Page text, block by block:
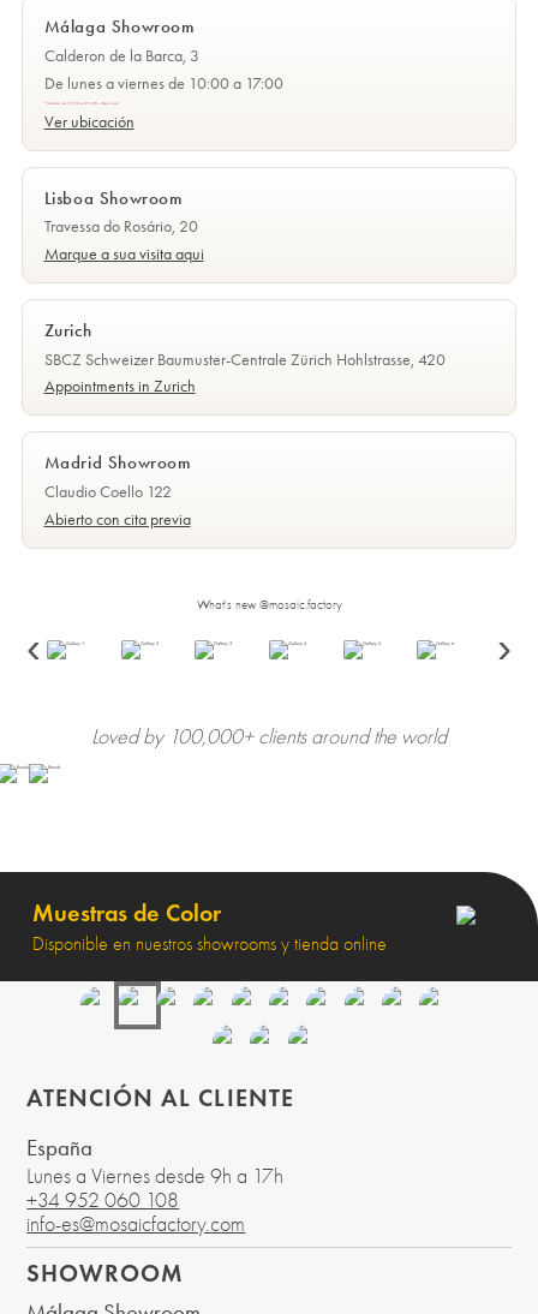
Málaga Showroom
Calderon de la Barca, 3
De lunes a viernes de 10:00 a 17:00
*Cerrado del 17/08 al 21/08 — Feria local
Ver ubicación
Lisboa Showroom
Travessa do Rosário, 20
Marque a sua visita aqui
Zurich
SBCZ Schweizer Baumuster-Centrale Zürich Hohlstrasse, 420
Appointments in Zurich
Madrid Showroom
Claudio Coello 122
Abierto con cita previa
What's new @mosaic.factory
‹ ›
Loved by 100,000+ clients around the world
Muestras de Color
Disponible en nuestros showrooms y tienda online
ATENCIÓN AL CLIENTE
España
Lunes a Viernes desde 9h a 17h
+34 952 060 108
info-es@mosaicfactory.com
SHOWROOM